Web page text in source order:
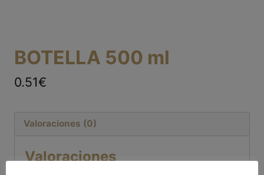
BOTELLA 500 ml
0.51€
Valoraciones (0)
Valoraciones